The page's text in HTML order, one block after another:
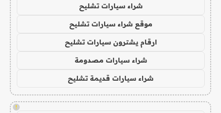
شراء سيارات تشليح
موقع شراء سيارات تشليح
ارقام يشترون سيارات تشليح
شراء سيارات مصدومة
شراء سيارات قديمة تشليح
!